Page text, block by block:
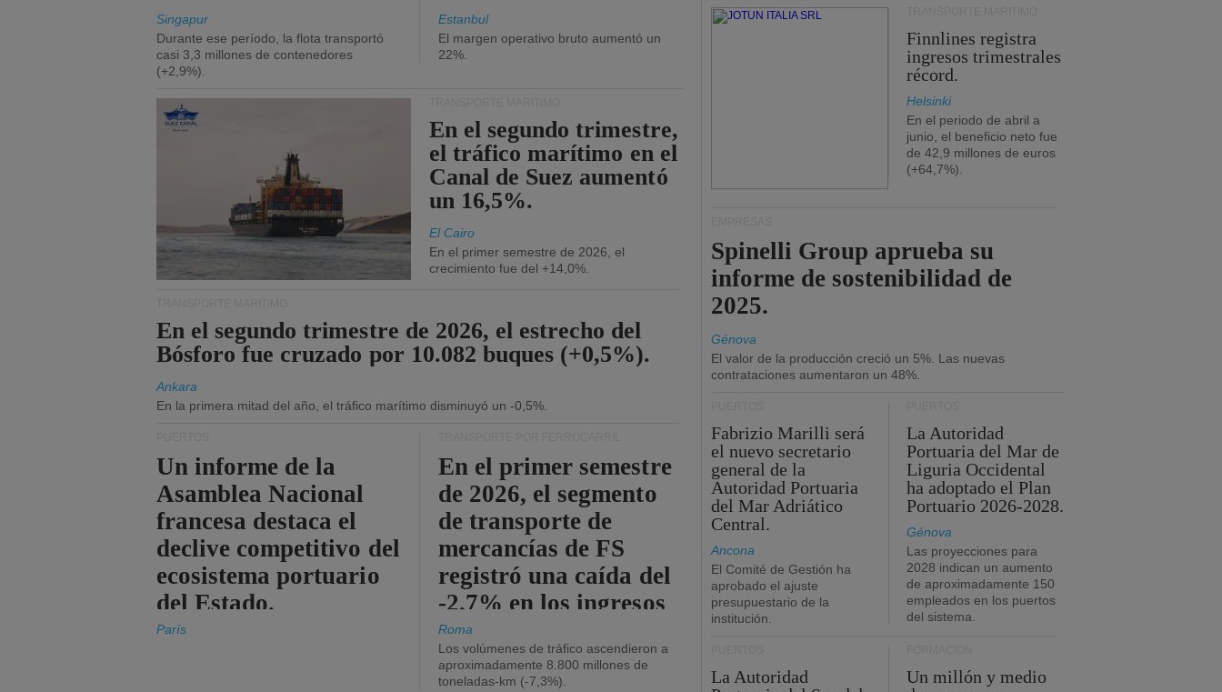
Singapur
Durante ese período, la flota transportó
casi 3,3 millones de contenedores
(+2,9%).
Estanbul
El margen operativo bruto aumentó un
22%.
En el segundo trimestre,
el tráfico marítimo en el
Canal de Suez aumentó
un 16,5%.
El Cairo
En el primer semestre de 2026, el
crecimiento fue del +14,0%.
En el segundo trimestre de 2026, el estrecho del
Bósforo fue cruzado por 10.082 buques (+0,5%).
Ankara
En la primera mitad del año, el tráfico marítimo disminuyó un -0,5%.
Un informe de la
Asamblea Nacional
francesa destaca el
declive competitivo del
ecosistema portuario
del Estado.
París
En el primer semestre
de 2026, el segmento
de transporte de
mercancías de FS
registró una caída del
-2,7% en los ingresos
operativos.
Roma
Los volúmenes de tráfico ascendieron a
aproximadamente 8.800 millones de
toneladas-km (-7,3%).
Finnlines registra
ingresos trimestrales
récord.
Helsinki
En el periodo de abril a
junio, el beneficio neto fue
de 42,9 millones de euros
(+64,7%).
Spinelli Group aprueba su
informe de sostenibilidad de
2025.
Génova
El valor de la producción creció un 5%. Las nuevas
contrataciones aumentaron un 48%.
Fabrizio Marilli será
el nuevo secretario
general de la
Autoridad Portuaria
del Mar Adriático
Central.
Ancona
El Comité de Gestión ha
aprobado el ajuste
presupuestario de la
institución.
La Autoridad
Portuaria del Mar de
Liguria Occidental
ha adoptado el Plan
Portuario 2026-2028.
Génova
Las proyecciones para
2028 indican un aumento
de aproximadamente 150
empleados en los puertos
del sistema.
La Autoridad
Un millón y medio